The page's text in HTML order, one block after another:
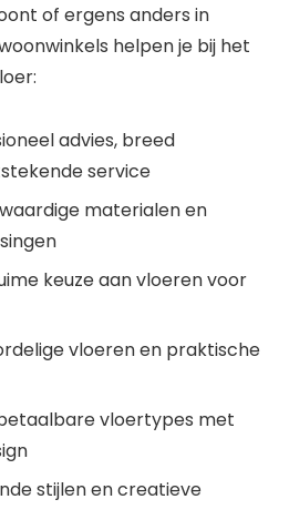
of ergens anders in
helpen je bij het
advies, breed
service
materialen en
keuze aan vloeren voor
vloeren en praktische
vloertypes met
stijlen en creatieve